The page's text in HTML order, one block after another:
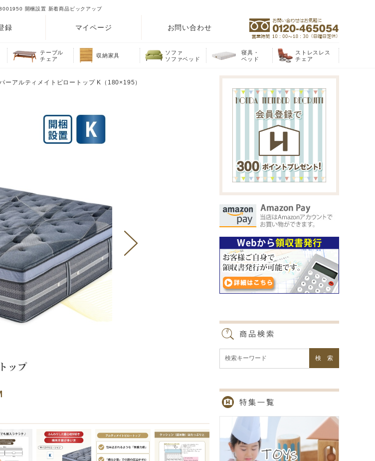
開梱設置 新着商品ピックアップ
録 マイページ お問い合わせ
テーブル
チェア
収納家具
ソファ
ソファベッド
寝具・
ベッド
ストレスレス
チェア
ーアルティメイトピロートップ K（180×195）